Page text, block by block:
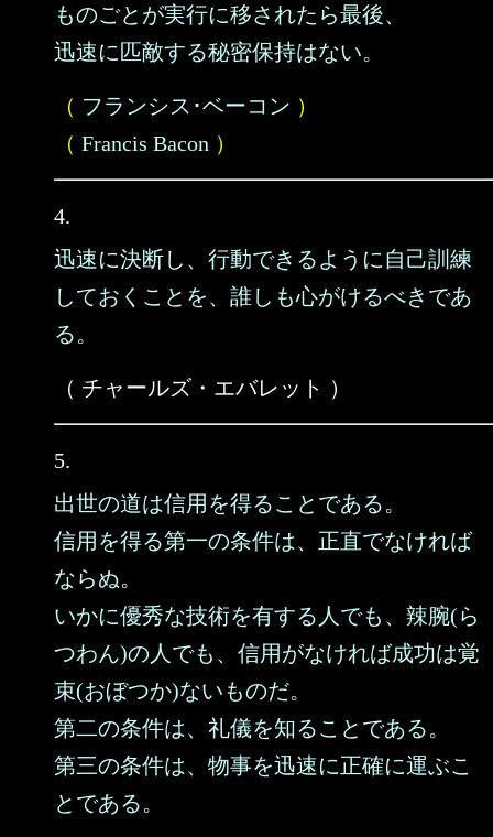
ものごとが実行に移されたら最後、
迅速に匹敵する秘密保持はない。
（ フランシス･ベーコン ）
（ Francis Bacon ）
4.
迅速に決断し、行動できるように自己訓練
しておくことを、誰しも心がけるべきであ
る。
（ チャールズ・エバレット ）
5.
出世の道は信用を得ることである。
信用を得る第一の条件は、正直でなければ
ならぬ。
いかに優秀な技術を有する人でも、辣腕(ら
つわん)の人でも、信用がなければ成功は覚
束(おぼつか)ないものだ。
第二の条件は、礼儀を知ることである。
第三の条件は、物事を迅速に正確に運ぶこ
とである。